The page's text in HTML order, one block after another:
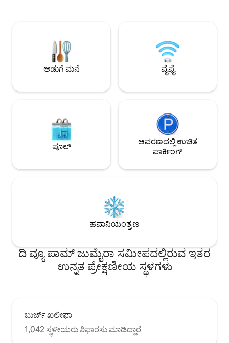
ಡ್ರೈವ್‌ನೊಂದಿಗೆ ದುಬೈನ ಮುಖ್ಯ ಆಕರ್ಷಣೆಗಳನ್ನು
ಕ್ಲಬ್‌ನೊಂದಿಗೆ
ಅಡುಗೆ ಮನೆ ವೈಫೈ
ಪೂಲ್
ಆವರಣದಲ್ಲಿ ಉಚಿತ
ಪಾರ್ಕಿಂಗ್
ಹವಾನಿಯಂತ್ರಣ
ದಿ ವ್ಯೂ ಪಾಮ್ ಜುಮೈರಾ ಸಮೀಪದಲ್ಲಿರುವ ಇತರ
ಉನ್ನತ ಪ್ರೇಕ್ಷಣೀಯ ಸ್ಥಳಗಳು
ಬುರ್ಜ್ ಖಲೀಫಾ
1,042 ಸ್ಥಳೀಯರು ಶಿಫಾರಸು ಮಾಡಿದ್ದಾರೆ